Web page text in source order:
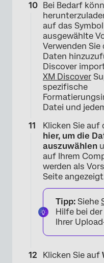
Bei Bedarf
auf das Symbol
ausgewählte
Verwenden Sie
Daten
Discover
XM Discover
spezifische
Datei und
Klicken Sie auf
hier, um die
auszuwählen
auf Ihrem
werden als
Seite
Tipp: Siehe
Hilfe bei
Ihrer
Klicken Sie auf